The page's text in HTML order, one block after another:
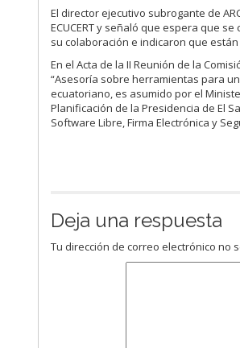
El director ejecutivo subrogante de
ECUCERT y señaló que espera que
su colaboración e indicaron que
En el Acta de la II Reunión de la
“Asesoría sobre herramientas para
ecuatoriano, es asumido por el
Planificación de la Presidencia de El
Software Libre, Firma Electrónica y
Deja una respuesta
Tu dirección de correo electrónico no